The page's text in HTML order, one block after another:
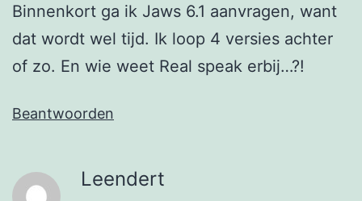
Binnenkort ga ik Jaws 6.1 aanvragen, want
dat wordt wel tijd. Ik loop 4 versies achter
of zo. En wie weet Real speak erbij…?!
Beantwoorden
Leendert